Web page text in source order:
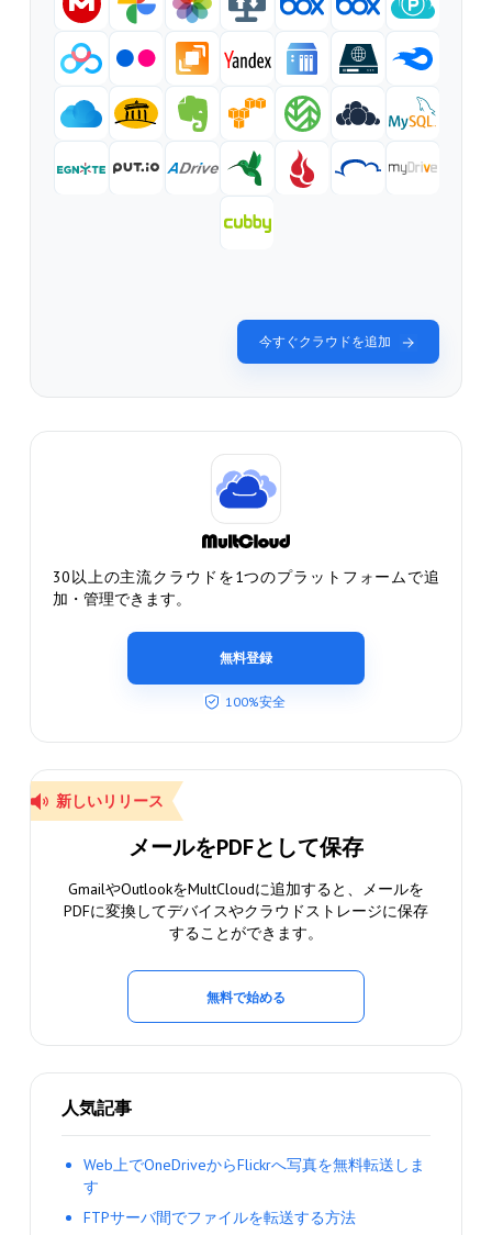
今すぐクラウドを追加
30以上の主流クラウドを1つのプラットフォームで追
加・管理できます。
無料登録
100%安全
新しいリリース
メールをPDFとして保存
GmailやOutlookをMultCloudに追加すると、メールを
PDFに変換してデバイスやクラウドストレージに保存
することができます。
無料で始める
人気記事
Web上でOneDriveからFlickrへ写真を無料転送しま
す
FTPサーバ間でファイルを転送する方法